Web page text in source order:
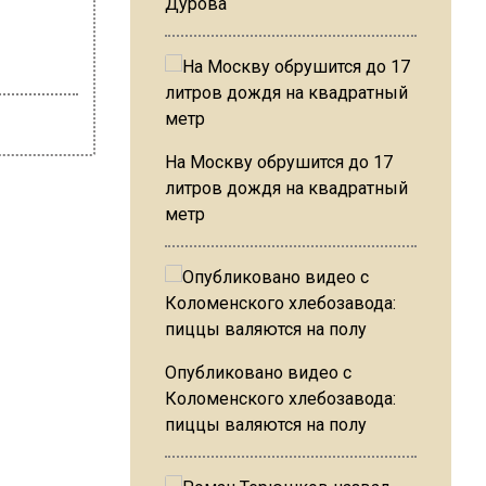
На Москву обрушится до 17
литров дождя на квадратный
метр
Опубликовано видео с
Коломенского хлебозавода:
пиццы валяются на полу